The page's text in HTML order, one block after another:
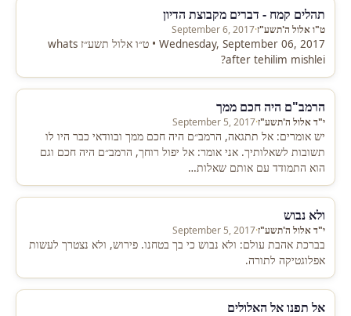
תהלים קמח - דברים מקבוצת הדיון
ט"ו אלול ה'תשע"ז·
September 6, 2017
Wednesday, September 06, 2017 • ט״ו אלול תשע״ז whats
after tehilim mishlei?
הרמב"ם היה חכם ממך
י"ד אלול ה'תשע"ז·
September 5, 2017
יש אומרים: אל תתגאה, הרמב״ם היה חכם ממך ובוודאי כבר היו לו
תשובות לשאלותיך. אני אומר: אל יפול רוחך, הרמב״ם היה חכם וגם
הוא התמודד עם אותם שאלות…
ולא נבוש
י"ד אלול ה'תשע"ז·
September 5, 2017
בברכת אהבת עולם: ולא נבוש כי בך בטחנו. פירוש, ולא נצטרך לעשות
אפלוגטיקה לתורה.
אל תפנו אל האלולים